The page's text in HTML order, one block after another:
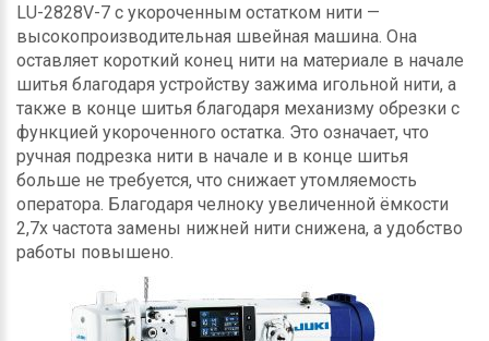
LU-2828V-7 с укороченным остатком нити —
высокопроизводительная швейная машина. Она
оставляет короткий конец нити на материале в начале
шитья благодаря устройству зажима игольной нити, а
также в конце шитья благодаря механизму обрезки с
функцией укороченного остатка. Это означает, что
ручная подрезка нити в начале и в конце шитья
больше не требуется, что снижает утомляемость
оператора. Благодаря челноку увеличенной ёмкости
2,7x частота замены нижней нити снижена, а удобство
работы повышено.